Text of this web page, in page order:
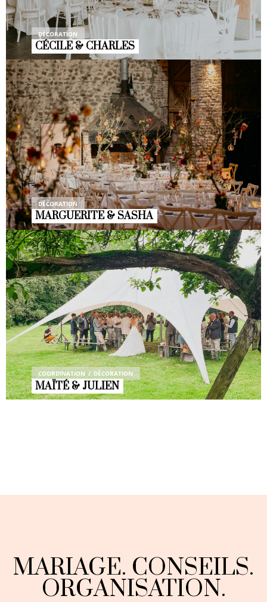
DÉCORATION
CÉCILE & CHARLES
DÉCORATION
MARGUERITE & SASHA
COORDINATION DÉCORATION
MAÏTÉ & JULIEN
MARIAGE. CONSEILS.
ORGANISATION.